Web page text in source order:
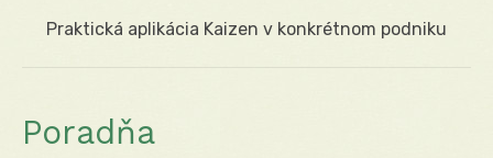
Next
Praktická aplikácia Kaizen v konkrétnom podniku
Poradňa